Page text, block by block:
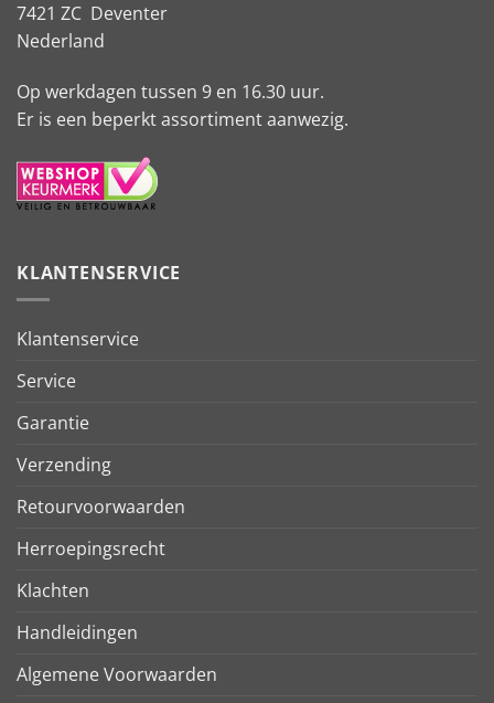
7421 ZC Deventer
Nederland
Op werkdagen tussen 9 en 16.30 uur.
Er is een beperkt assortiment aanwezig.
KLANTENSERVICE
Klantenservice
Service
Garantie
Verzending
Retourvoorwaarden
Herroepingsrecht
Klachten
Handleidingen
Algemene Voorwaarden